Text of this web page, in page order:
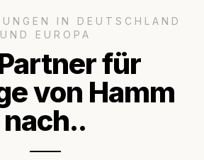
IN DEUTSCHLAND
UND EUROPA
für
von Hamm
nach..